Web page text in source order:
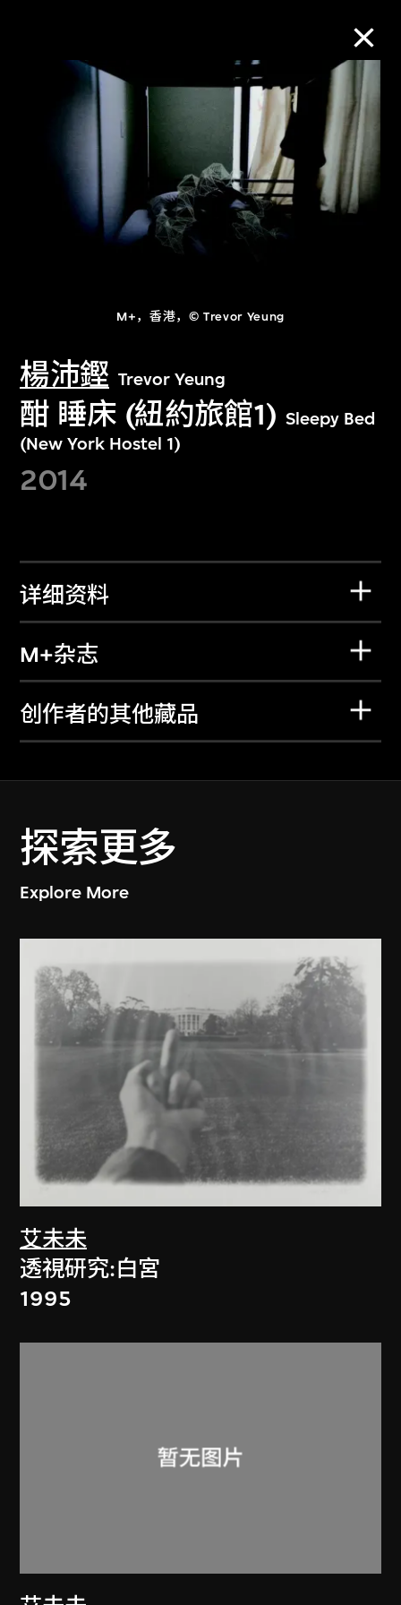
M+，香港，© Trevor Yeung
楊沛鏗 Trevor Yeung
酣 睡床 (紐約旅館1) Sleepy Bed
(New York Hostel 1)
2014
详细资料
M+杂志
创作者的其他藏品
探索更多
Explore More
艾未未
透視研究:白宮
1995
M+藏品
进一步筛选 搜索
文化藏品。